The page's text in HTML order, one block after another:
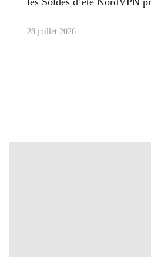
28 juillet 2026